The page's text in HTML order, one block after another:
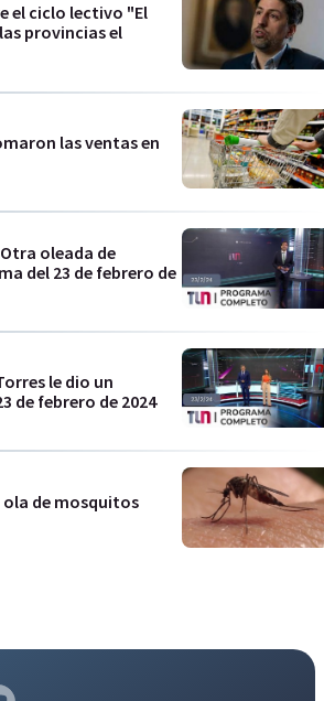
el ciclo lectivo "El
provincias el
las ventas en
oleada de
del 23 de febrero de
le dio un
de febrero de 2024
de mosquitos